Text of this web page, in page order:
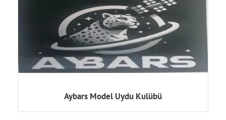
Aybars Model Uydu Kulübü